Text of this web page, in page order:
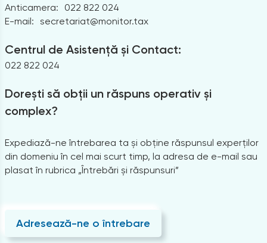
Anticamera:
022 822 024
E-mail: secretariat@monitor.tax
Centrul de Asistență și Contact:
022 822 024
Dorești să obții un răspuns operativ și
complex?
Expediază-ne întrebarea ta și obține răspunsul experților
din domeniu în cel mai scurt timp, la adresa de e-mail sau
plasat în rubrica „Întrebări și răspunsuri”
Adresează-ne o întrebare